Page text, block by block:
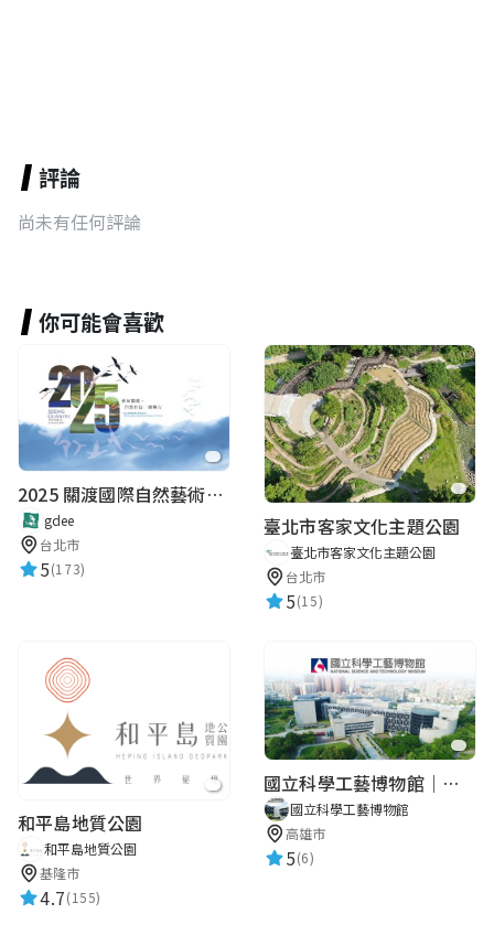
評論
尚未有任何評論
你可能會喜歡
2025 關渡國際自然藝術季 Guandu International Nature Art Festival
gdee
台北市
5(173)
臺北市客家文化主題公園
臺北市客家文化主題公園
台北市
5(15)
和平島地質公園
和平島地質公園
基隆市
4.7(155)
國立科學工藝博物館｜華語智慧導覽
國立科學工藝博物館
高雄市
5(6)